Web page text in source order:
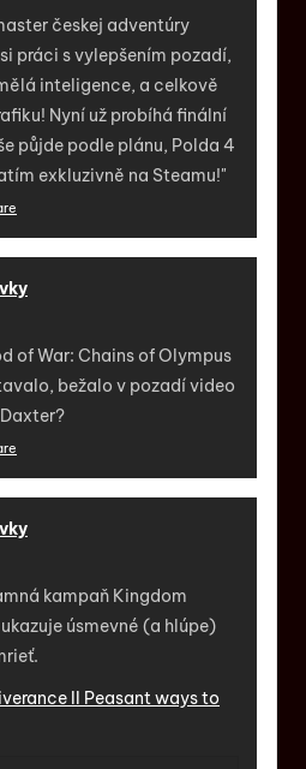
českej adventúry
práci s vylepšením pozadí,
inteligence, a celkově
Nyní už probíhá finální
půjde podle plánu, Polda 4
exkluzivně na Steamu!"
of War: Chains of Olympus
bežalo v pozadí video
kampaň Kingdom
úsmevné (a hlúpe)
II Peasant ways to